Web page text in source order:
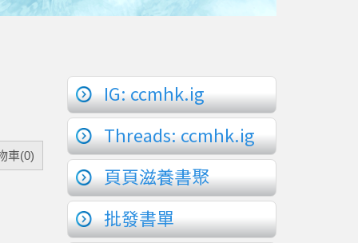
車(0)
IG: ccmhk.ig
Threads: ccmhk.ig
頁頁滋養書聚
批發書單